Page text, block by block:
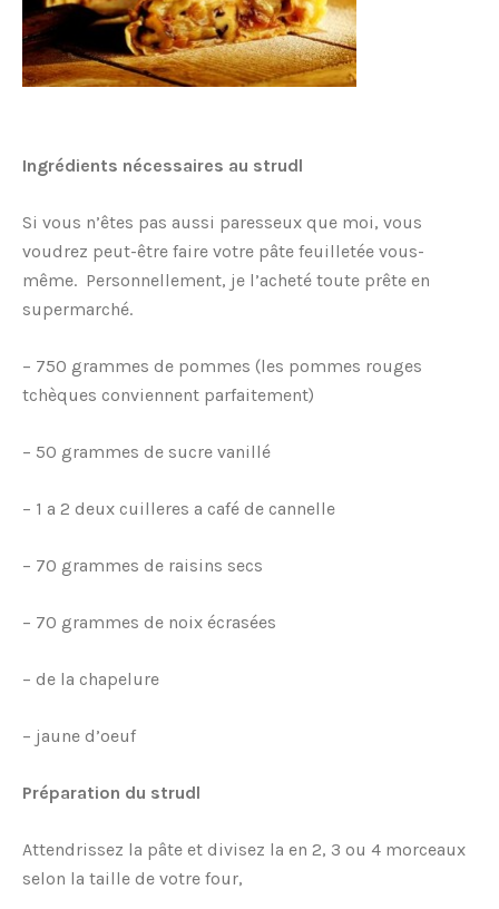
Ingrédients nécessaires au strudl
Si vous n’êtes pas aussi paresseux que moi, vous
voudrez peut-être faire votre pâte feuilletée vous-
même. Personnellement, je l’acheté toute prête en
supermarché.
– 750 grammes de pommes (les pommes rouges
tchèques conviennent parfaitement)
– 50 grammes de sucre vanillé
– 1 a 2 deux cuilleres a café de cannelle
– 70 grammes de raisins secs
– 70 grammes de noix écrasées
– de la chapelure
– jaune d’oeuf
Préparation du strudl
Attendrissez la pâte et divisez la en 2, 3 ou 4 morceaux
selon la taille de votre four,